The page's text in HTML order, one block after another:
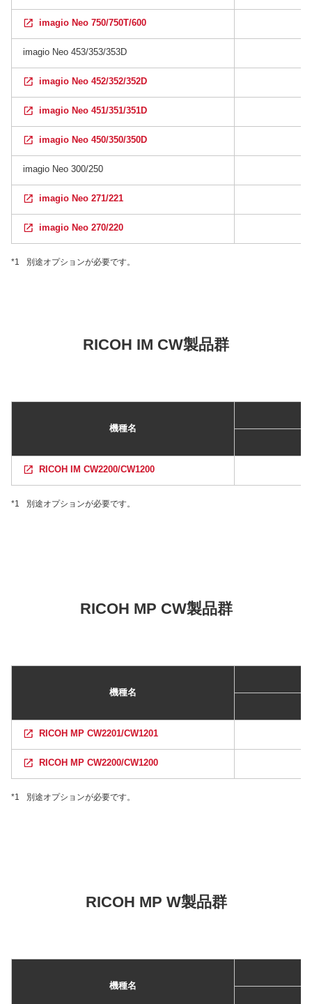
imagio Neo 750/750T/600
imagio Neo 453/353/353D
imagio Neo 452/352/352D
imagio Neo 451/351/351D
imagio Neo 450/350/350D
imagio Neo 300/250
imagio Neo 271/221
imagio Neo 270/220
*1 別途オプションが必要です。
RICOH IM CW製品群
機種名
RICOH IM CW2200/CW1200
*1 別途オプションが必要です。
RICOH MP CW製品群
機種名
RICOH MP CW2201/CW1201
RICOH MP CW2200/CW1200
*1 別途オプションが必要です。
RICOH MP W製品群
機種名